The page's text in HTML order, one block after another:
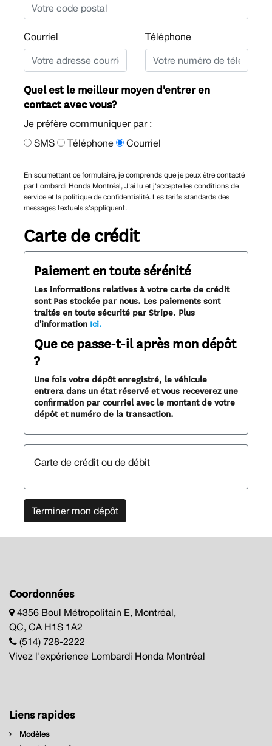
Courriel Téléphone
Quel est le meilleur moyen d'entrer en
contact avec vous?
Je préfère communiquer par :
SMS
Téléphone Courriel
En soumettant ce formulaire, je comprends que je peux être contacté
par Lombardi Honda Montréal, J'ai lu et j'accepte les conditions de
service et la politique de confidentialité. Les tarifs standards des
messages textuels s'appliquent.
Carte de crédit
Paiement en toute sérénité
Les informations relatives à votre carte de crédit
sont Pas stockée par nous. Les paiements sont
traités en toute sécurité par Stripe. Plus
d'information Ici.
Que ce passe-t-il après mon dépôt
?
Une fois votre dépôt enregistré, le véhicule
entrera dans un état réservé et vous receverez une
confirmation par courriel avec le montant de votre
dépôt et numéro de la transaction.
Carte de crédit ou de débit
Terminer mon dépôt
Coordonnées
4356 Boul Métropolitain E, Montréal,
QC, CA H1S 1A2
(514) 728-2222
Vivez l'expérience Lombardi Honda Montréal
Liens rapides
Modèles